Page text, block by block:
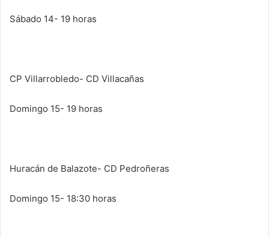
Sábado 14- 19 horas
CP Villarrobledo- CD Villacañas
Domingo 15- 19 horas
Huracán de Balazote- CD Pedroñeras
Domingo 15- 18:30 horas